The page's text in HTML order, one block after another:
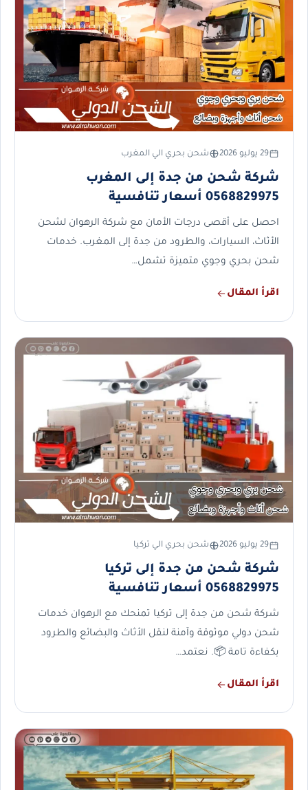
29 يوليو 2026 شحن بحري الي المغرب
شركة شحن من جدة إلى المغرب
0568829975 أسعار تنافسية
احصل على أقصى درجات الأمان مع شركة الرهوان لشحن
الأثاث، السيارات، والطرود من جدة إلى المغرب. خدمات
شحن بحري وجوي متميزة تشمل…
اقرأ المقال
29 يوليو 2026 شحن بحري الي تركيا
شركة شحن من جدة إلى تركيا
0568829975 أسعار تنافسية
شركة شحن من جدة إلى تركيا تمنحك مع الرهوان خدمات
شحن دولي موثوقة وآمنة لنقل الأثاث والبضائع والطرود
بكفاءة تامة 📦. نعتمد…
اقرأ المقال